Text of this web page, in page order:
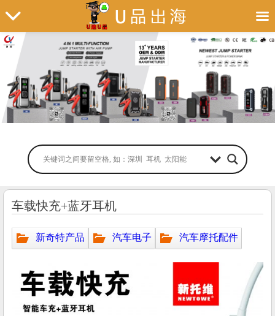
车载快充+蓝牙耳机
新奇特产品 汽车电子 汽车摩托配件